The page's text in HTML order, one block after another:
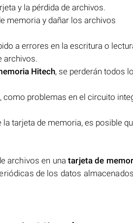
y la pérdida de archivos.
memoria y dañar los archivos
a errores en la escritura o
archivos.
Hitech, se perderán todos
problemas en el circuito
tarjeta de memoria, es posible
archivos en unatarjeta de
de los datos